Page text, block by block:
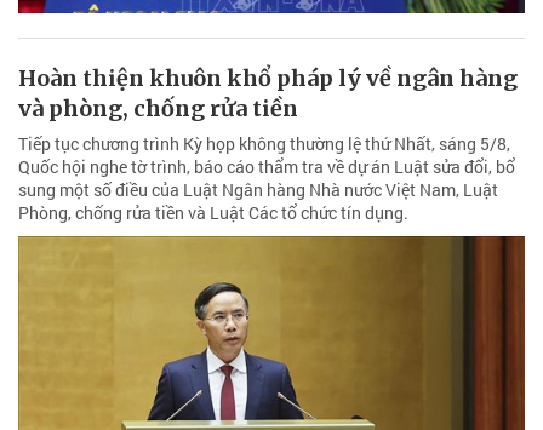
Hoàn thiện khuôn khổ pháp lý về ngân hàng
và phòng, chống rửa tiền
Tiếp tục chương trình Kỳ họp không thường lệ thứ Nhất, sáng 5/8,
Quốc hội nghe tờ trình, báo cáo thẩm tra về dự án Luật sửa đổi, bổ
sung một số điều của Luật Ngân hàng Nhà nước Việt Nam, Luật
Phòng, chống rửa tiền và Luật Các tổ chức tín dụng.